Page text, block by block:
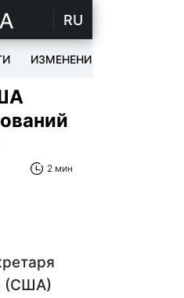
RU
ИЗМЕНЕНИЯ
2 мин
(США)